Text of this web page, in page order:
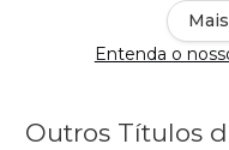
Entenda o
Outros Títulos